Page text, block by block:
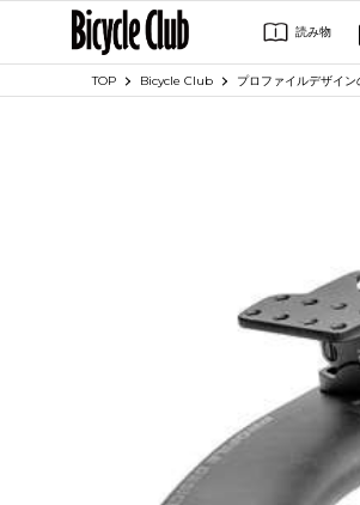
読み物
TOP Bicycle Club プロファイルデザイ